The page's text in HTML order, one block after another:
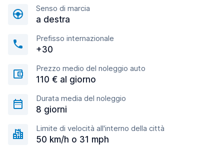
Senso di marcia
a destra
Prefisso internazionale
+30
Prezzo medio del noleggio auto
110 € al giorno
Durata media del noleggio
8 giorni
Limite di velocità all'interno della città
50 km/h o 31 mph